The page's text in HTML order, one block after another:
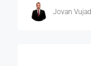
Jovan